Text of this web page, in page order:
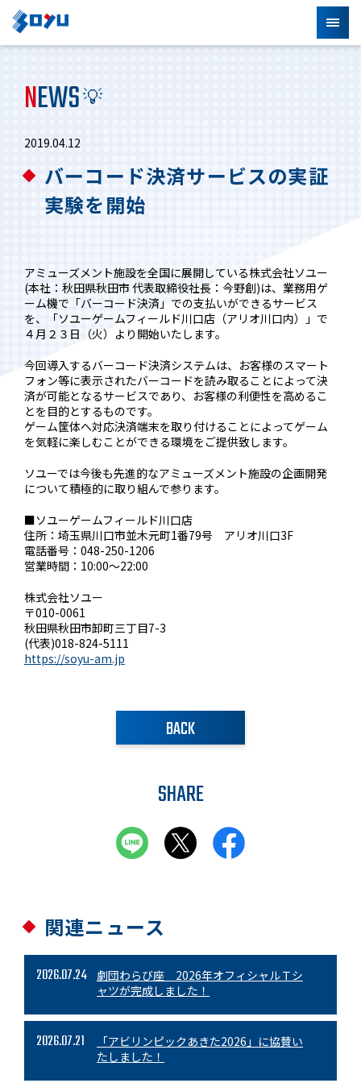
NEWS💡
2019.04.12
バーコード決済サービスの実証
実験を開始
アミューズメント施設を全国に展開している株式会社ソユー
(本社：秋田県秋田市 代表取締役社長：今野創)は、業務用ゲ
ーム機で「バーコード決済」での支払いができるサービス
を、「ソユーゲームフィールド川口店（アリオ川口内）」で
４月２３日（火）より開始いたします。
今回導入するバーコード決済システムは、お客様のスマート
フォン等に表示されたバーコードを読み取ることによって決
済が可能となるサービスであり、お客様の利便性を高めるこ
とを目的とするものです。
ゲーム筐体へ対応決済端末を取り付けることによってゲーム
を気軽に楽しむことができる環境をご提供致します。
ソユーでは今後も先進的なアミューズメント施設の企画開発
について積極的に取り組んで参ります。
■ソユーゲームフィールド川口店
住所：埼玉県川口市並木元町1番79号 アリオ川口3F
電話番号：048-250-1206
営業時間：10:00～22:00
株式会社ソユー
〒010-0061
秋田県秋田市卸町三丁目7-3
(代表)018-824-5111
https://soyu-am.jp
BACK
SHARE
関連ニュース
2026.07.24
劇団わらび座 2026年オフィシャルＴシ
ャツが完成しました！
2026.07.21
「アビリンピックあきた2026」に協賛い
たしました！